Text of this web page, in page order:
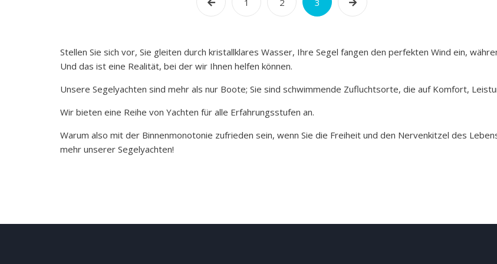
1 2 3
Stellen Sie sich vor, Sie gleiten durch kristallklares Wasser, Ihre Segel fangen den perfekten Wind ein,
Und das ist eine Realität, bei der wir Ihnen helfen können.
Unsere Segelyachten sind mehr als nur Boote; Sie sind schwimmende Zufluchtsorte, die auf Komfort,
Wir bieten eine Reihe von Yachten für alle Erfahrungsstufen an.
Warum also mit der Binnenmonotonie zufrieden sein, wenn Sie die Freiheit und den Nervenkitzel des
mehr unserer Segelyachten!